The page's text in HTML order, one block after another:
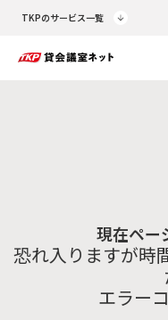
TKPのサービス一覧
現在ペー
恐れ入りますが時
エラー